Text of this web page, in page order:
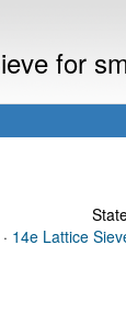
for
14e Lattice